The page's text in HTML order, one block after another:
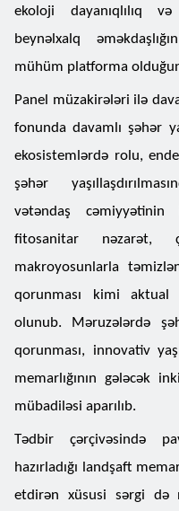
ekoloji dayanıqlılıq
beynəlxalq
mühüm platforma
Panel müzakirələri ilə
fonunda davamlı şəhər
ekosistemlərdə rolu,
şəhər
vətəndaş cəmiyyətinin
fitosanitar nəzarət,
makroyosunlarla
qorunması kimi aktual
olunub. Məruzələrdə
qorunması, innovativ
memarlığının gələcək
mübadiləsi aparılıb.
Tədbir çərçivəsində
hazırladığı landşaft
etdirən xüsusi sərgi də